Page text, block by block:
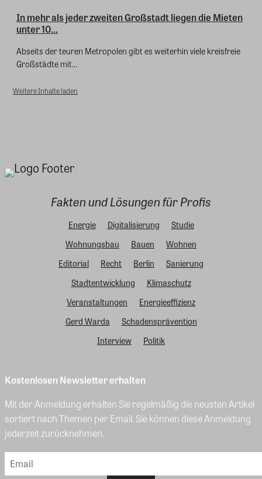
In mehr als jeder zweiten Großstadt liegen die Mieten
unter 10...
Abseits der teuren Metropolen gibt es weiterhin viele kreisfreie
Großstädte mit...
Weitere Inhalte laden
Fakten und Lösungen für Profis
Energie Digitalisierung
Studie
Wohnungsbau
Bauen
Wohnen
Editorial
Recht Berlin
Sanierung
Stadtentwicklung
Klimaschutz
Veranstaltungen
Energieeffizienz
Gerd Warda
Schadensprävention
Interview
Politik
Kostenlosen Newsletter erhalten
Mit der Anmeldung erhalten Sie regelmäßig die neusten Artikel
sortiert nach Themen per Email. Sie können diese Anmeldung
jederzeit zurücknehmen.